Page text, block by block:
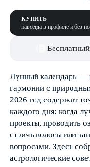
КУПИТЬ
навсегда в профиле и без
Лунный календарь —
гармонии с
2026 год содержит
каждого дня: когда
проекты, проводить
стричь волосы или
вопросами. Здесь
астрологические